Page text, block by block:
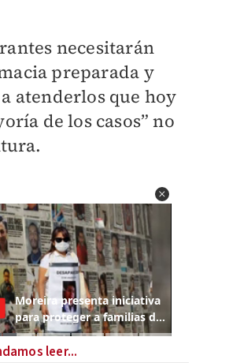
necesitarán
preparada y
atenderlos que hoy
de los casos” no
leer...